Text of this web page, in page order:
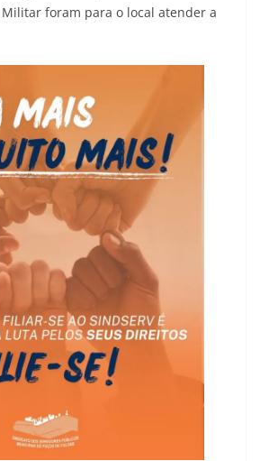
foram para o local atender a